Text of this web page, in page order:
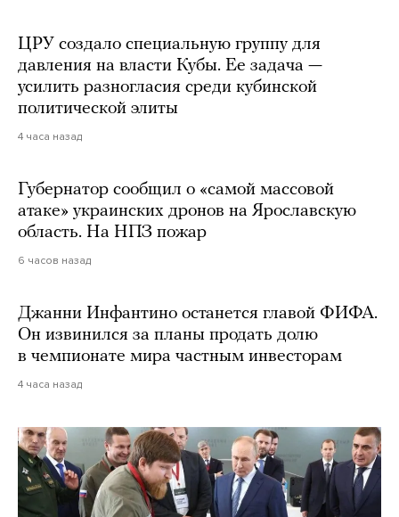
ЦРУ создало специальную группу для
давления на власти Кубы. Ее задача —
усилить разногласия среди кубинской
политической элиты
4 часа назад
Губернатор сообщил о «самой массовой
атаке» украинских дронов на Ярославскую
область. На НПЗ пожар
6 часов назад
Джанни Инфантино останется главой ФИФА.
Он извинился за планы продать долю
в чемпионате мира частным инвесторам
4 часа назад